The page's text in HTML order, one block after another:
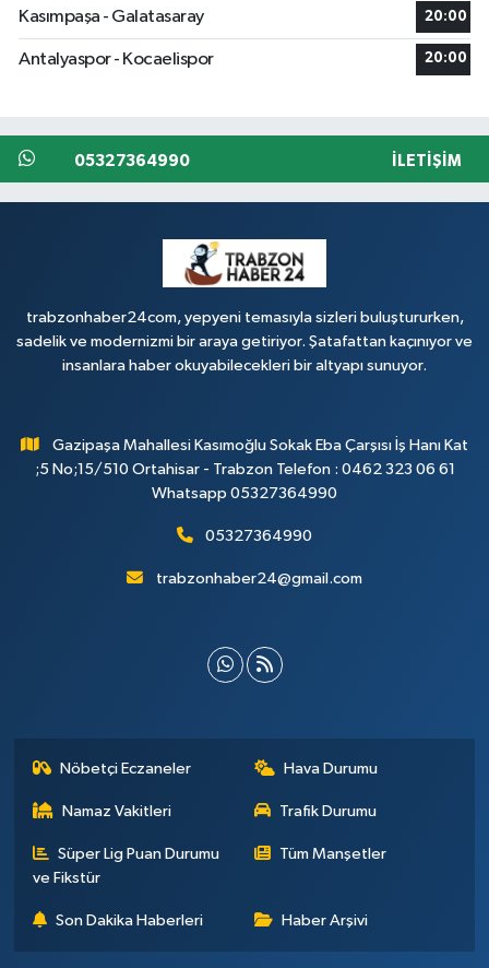
Kasımpaşa - Galatasaray 20:00
Antalyaspor - Kocaelispor 20:00
05327364990 İLETIŞIM
trabzonhaber24com, yepyeni temasıyla sizleri buluştururken,
sadelik ve modernizmi bir araya getiriyor. Şatafattan kaçınıyor ve
insanlara haber okuyabilecekleri bir altyapı sunuyor.
Gazipaşa Mahallesi Kasımoğlu Sokak Eba Çarşısı İş Hanı Kat
;5 No;15/510 Ortahisar - Trabzon Telefon : 0462 323 06 61
Whatsapp 05327364990
05327364990
trabzonhaber24@gmail.com
Nöbetçi Eczaneler Hava Durumu
Namaz Vakitleri Trafik Durumu
Süper Lig Puan Durumu
ve Fikstür
Tüm Manşetler
Son Dakika Haberleri Haber Arşivi